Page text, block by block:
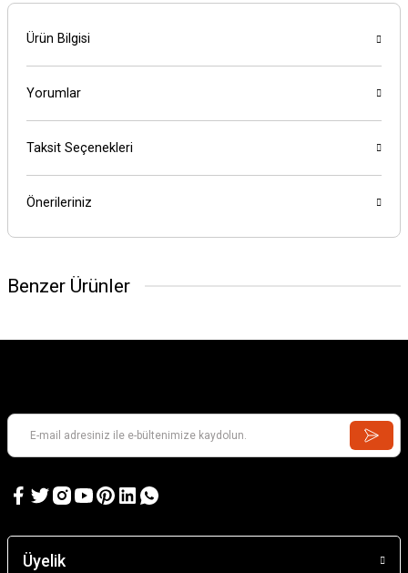
Ürün Bilgisi
Yorumlar
Taksit Seçenekleri
Önerileriniz
Benzer Ürünler
Üyelik